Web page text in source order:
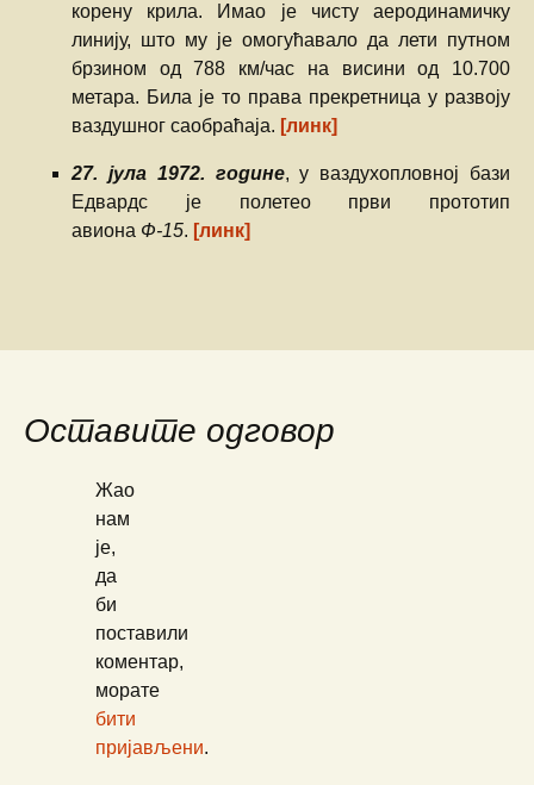
корену крила. Имао је чисту аеродинамичку
линију, што му је омогућавало да лети путном
брзином од 788 км/час на висини од 10.700
метара. Била је то права прекретница у развоју
ваздушног саобраћаја. [линк]
27. јула 1972. године, у ваздухопловној бази
Едвардс је полетео први прототип
авиона Ф-15. [линк]
Оставите одговор
Жао
нам
је,
да
би
поставили
коментар,
морате
бити
пријављени.